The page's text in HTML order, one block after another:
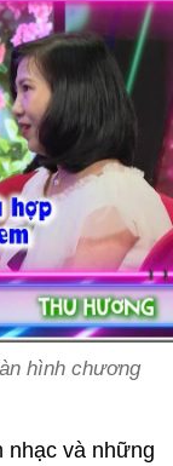
hình chương
nhạc và những